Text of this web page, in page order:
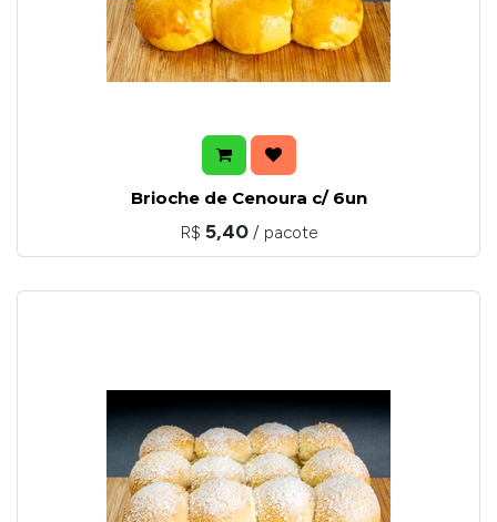
Brioche de Cenoura c/ 6un
R$ 5,40 / pacote